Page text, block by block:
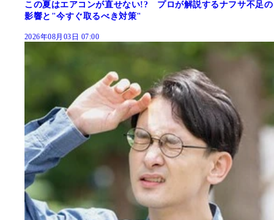
この夏はエアコンが直せない!? プロが解説するナフサ不足の
影響と"今すぐ取るべき対策"
2026年08月03日 07:00